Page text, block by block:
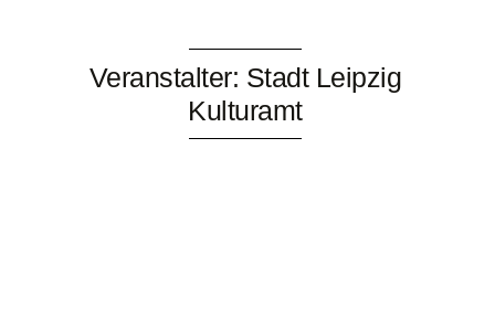
Veranstalter: Stadt Leipzig
Kulturamt